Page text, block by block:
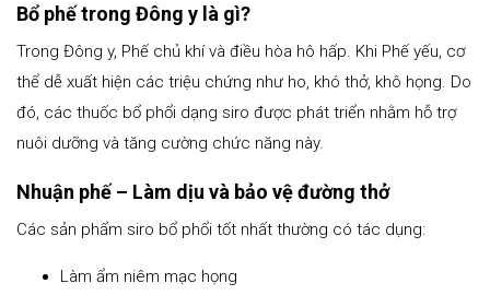
Bổ phế trong Đông y là gì?
Trong Đông y, Phế chủ khí và điều hòa hô hấp. Khi Phế yếu, cơ
thể dễ xuất hiện các triệu chứng như ho, khó thở, khô họng. Do
đó, các thuốc bổ phổi dạng siro được phát triển nhằm hỗ trợ
nuôi dưỡng và tăng cường chức năng này.
Nhuận phế – Làm dịu và bảo vệ đường thở
Các sản phẩm siro bổ phổi tốt nhất thường có tác dụng:
Làm ẩm niêm mạc họng